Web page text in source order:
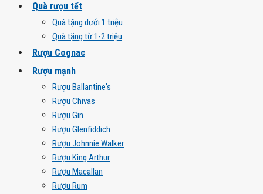
Quà rượu tết
Quà tặng dưới 1 triệu
Quà tặng từ 1-2 triệu
Rượu Cognac
Rượu mạnh
Rượu Ballantine's
Rượu Chivas
Rượu Gin
Rượu Glenfiddich
Rượu Johnnie Walker
Rượu King Arthur
Rượu Macallan
Rượu Rum